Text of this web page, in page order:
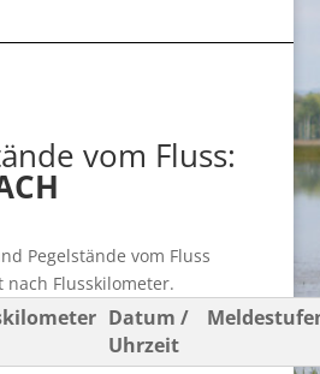
vom Fluss:
Pegelstände vom Fluss
Flusskilometer.
Datum /
Uhrzeit